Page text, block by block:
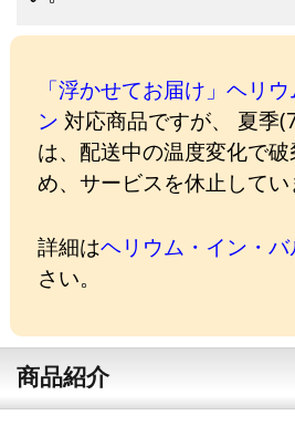
「浮かせてお届け」ヘリ
ン 対応商品ですが、 夏季
は、配送中の温度変化で
め、サービスを休止してい
詳細はヘリウム・イン・バ
さい。
商品紹介